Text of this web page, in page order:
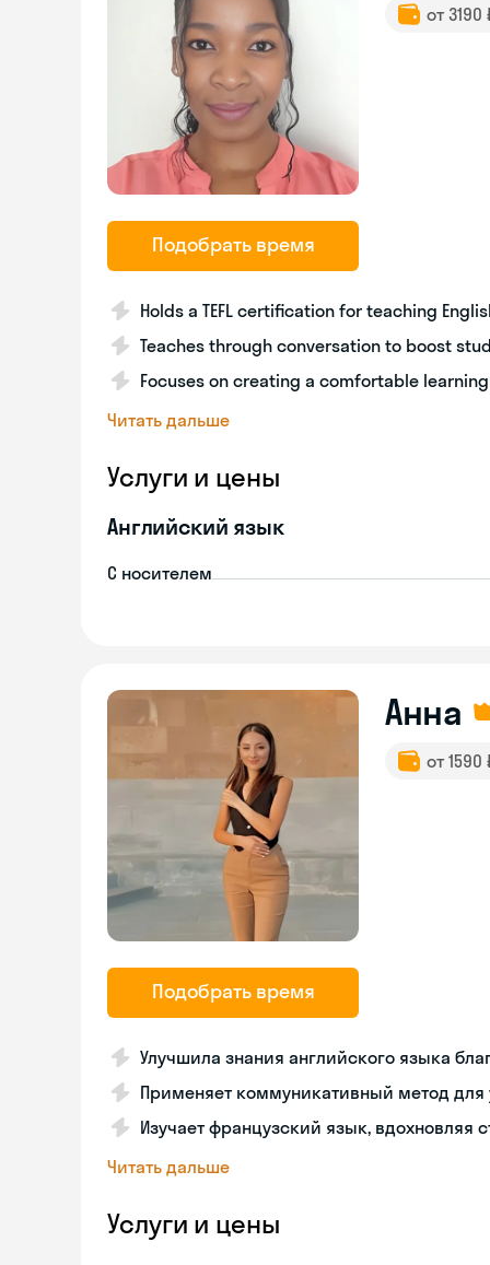
Подобрать время
от
Holds a TEFL certification for teaching
Teaches through conversation to boost
Focuses on creating a comfortable
Читать дальше
Услуги и цены
Английский язык
С носителем
Подобрать время
Анна
от
Улучшила знания английского языка
Применяет коммуникативный метод для
Изучает французский язык, вдохновляя
Читать дальше
Услуги и цены